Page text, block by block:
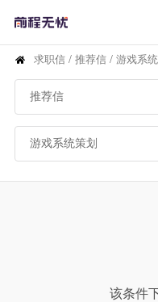
求职信 / 推荐信 / 游戏系
该条件